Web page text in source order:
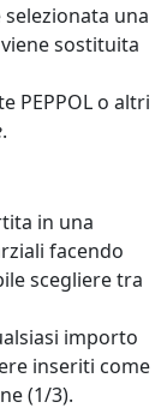
una
sostituita
PEPPOL o altri
.
in una
facendo
scegliere tra
importo
inseriti come
(1/3).